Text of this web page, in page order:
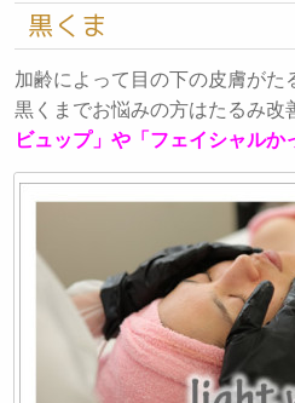
黒くま
加齢によって目の下の皮膚がた
黒くまでお悩みの方はたるみ改
ビュップ」や「フェイシャルか